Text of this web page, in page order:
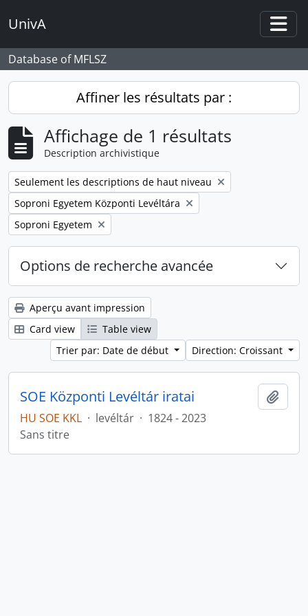
UnivA
Database of MFLSZ
Affiner les résultats par :
Affichage de 1 résultats
Description archivistique
Remove filter:
Seulement les descriptions de haut niveau
Remove filter:
Soproni Egyetem Központi Levéltára
Remove filter:
Soproni Egyetem
Options de recherche avancée
Aperçu avant impression
Card view
Table view
Trier par: Date de début
Direction: Croissant
SOE Központi Levéltár iratai
HU SOE KKL · levéltár · 1824 - 2023
Sans titre